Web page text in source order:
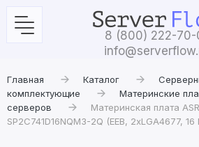
8 (800) 222-70-
Главная Каталог
комплектующие
Материнские
серверов
Материнская плата
SP2C741D16NQM3-2Q (EEB, 2xLGA4677, 16